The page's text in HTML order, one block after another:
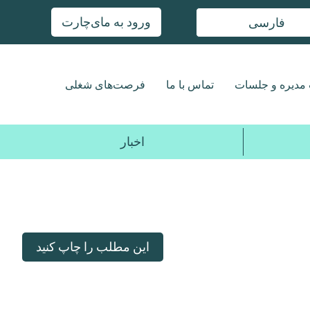
فارسی ورود به مای‌چارت
مدیره و جلسات تماس با ما فرصت‌های شغلی
اخبار
این مطلب را چاپ کنید